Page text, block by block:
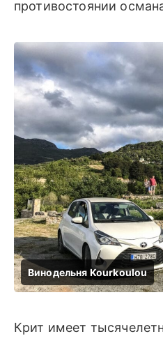
противостоянии
Крит имеет